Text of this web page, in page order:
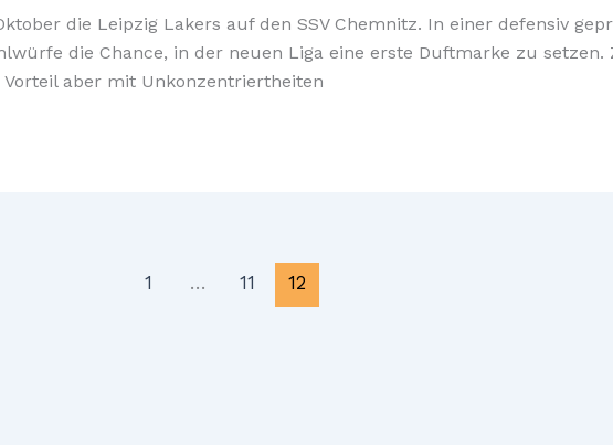
die Leipzig Lakers auf den SSV Chemnitz. In einer defensiv
die Chance, in der neuen Liga eine erste Duftmarke zu setzen.
aber mit Unkonzentriertheiten
1 … 11 12